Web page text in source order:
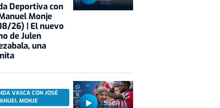
Deportiva con
Monje
26) | El nuevo
de Julen
una
53:04
VASCA CON JOSÉ
MONJE